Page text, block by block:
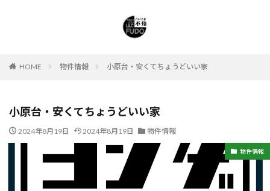
HOME 物件情報 小原台・安くてちょうどいい家
小原台・安くてちょうどいい家
2024年8月19日 2024年8月19日 物件情報
物件情報